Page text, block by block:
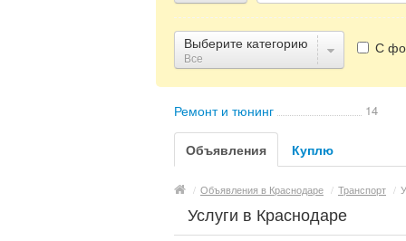
Выберите категорию
Все
С
Ремонт и тюнинг 14
Объявления Куплю
/ Объявления в Краснодаре / Транспорт /
Услуги в Краснодаре